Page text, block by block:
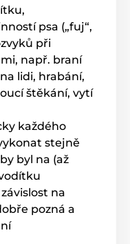
a dobře drží
od 18 až do 75
cm, výšku 11,9 cm,
a její váha je
psů
psa („fuj“,
při
např. braní
lidi, hrabání,
štěkání, vytí
každého
stejně
byl na (až
na
pozná a